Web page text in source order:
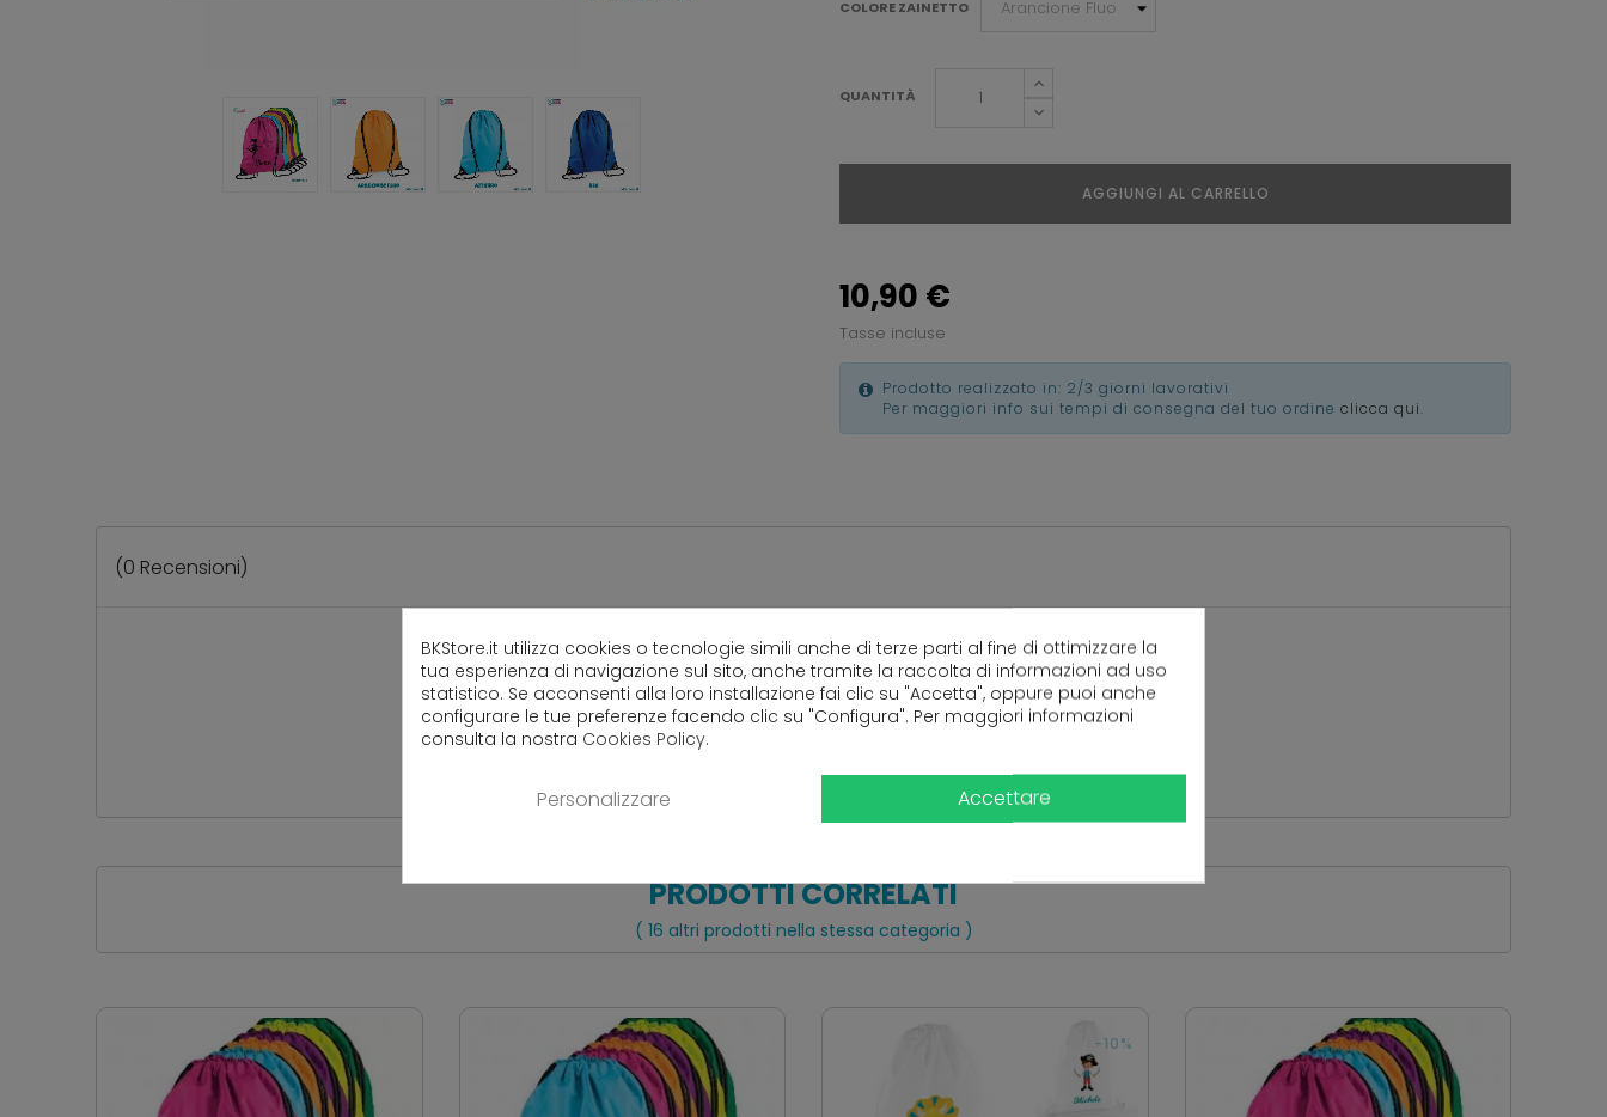
COLORE ZAINETTO
QUANTITÀ
AGGIUNGI AL CARRELLO
10,90 €
Tasse incluse
Prodotto realizzato in: 2/3 giorni lavorativi
Per maggiori info sui tempi di consegna del tuo ordine clicca qui.
(0 Recensioni)
Ancora nessuna recensione da parte degli utenti.
PRODOTTI CORRELATI
( 16 altri prodotti nella stessa categoria )
-10%
BKStore.it utilizza cookies o tecnologie simili anche di terze parti al fine di ottimizzare la
tua esperienza di navigazione sul sito, anche tramite la raccolta di informazioni ad uso
statistico. Se acconsenti alla loro installazione fai clic su "Accetta", oppure puoi anche
configurare le tue preferenze facendo clic su "Configura". Per maggiori informazioni
consulta la nostra Cookies Policy.
Accettare
Personalizzare